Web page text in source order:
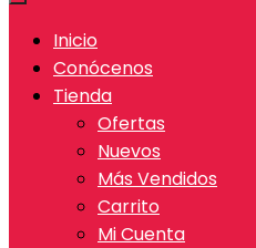
Inicio
Conócenos
Tienda
Ofertas
Nuevos
Más Vendidos
Carrito
Mi Cuenta